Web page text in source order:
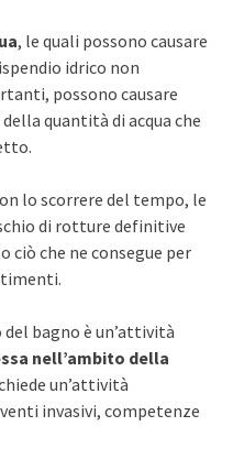
, le quali possono causare
idrico non
possono causare
della quantità di acqua che
lo scorrere del tempo, le
di rotture definitive
che ne consegue per
bagno è un’attività
nell’ambito della
un’attività
invasivi, competenze